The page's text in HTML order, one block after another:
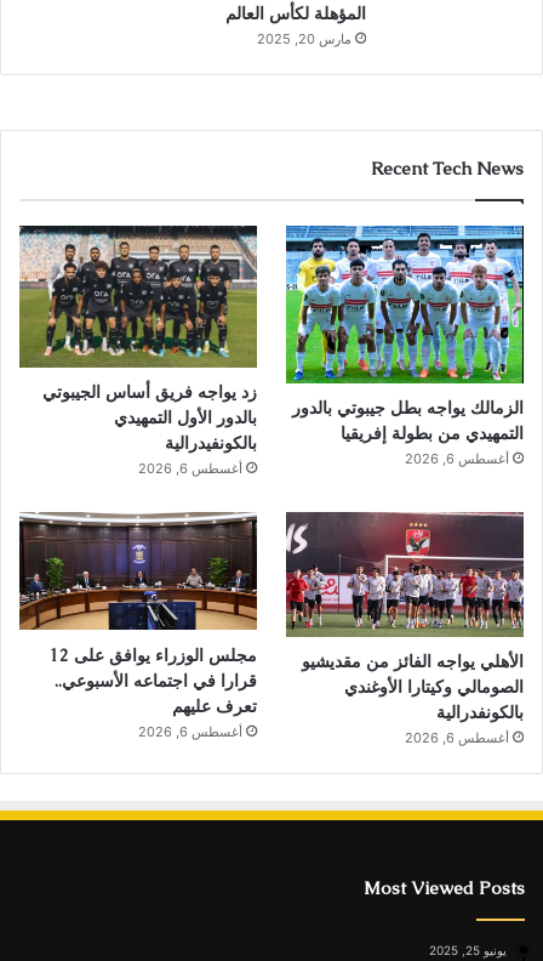
المؤهلة لكأس العالم
مارس 20, 2025
Recent Tech News
الزمالك يواجه بطل جيبوتي بالدور
التمهيدي من بطولة إفريقيا
أغسطس 6, 2026
زد يواجه فريق أساس الجيبوتي
بالدور الأول التمهيدي
بالكونفيدرالية
أغسطس 6, 2026
الأهلي يواجه الفائز من مقديشيو
الصومالي وكيتارا الأوغندي
بالكونفدرالية
أغسطس 6, 2026
مجلس الوزراء يوافق على 12
قرارا في اجتماعه الأسبوعي..
تعرف عليهم
أغسطس 6, 2026
Most Viewed Posts
يونيو 25, 2025